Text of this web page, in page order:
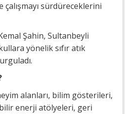
sürdüreceklerini
Şahin, Sultanbeyli
yönelik sıfır atık
alanları, bilim gösterileri,
enerji atölyeleri, geri